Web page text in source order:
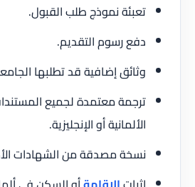
تعبئة نموذج طلب القبول.
دفع رسوم التقديم.
وثائق إضافية قد تطلبها
ترجمة معتمدة لجميع
الألمانية أو الإنجليزية.
نسخة مصدقة من الشهادات